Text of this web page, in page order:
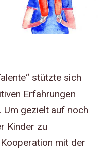
stützte sich
Erfahrungen
Um gezielt auf noch
Kinder zu
mit der